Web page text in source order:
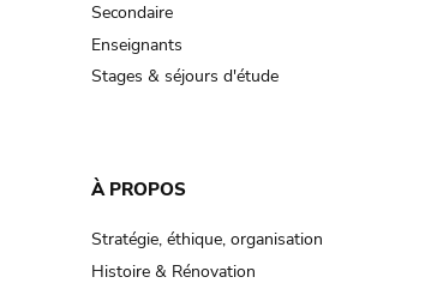
Secondaire
Enseignants
Stages & séjours d'étude
À PROPOS
Stratégie, éthique, organisation
Histoire & Rénovation